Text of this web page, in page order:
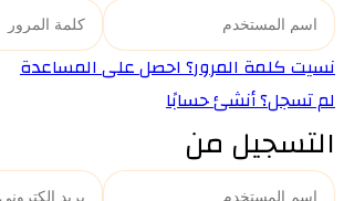
نسيت كلمة المرور؟ احصل على المساعدة
لم تسجل؟ أنشئ حسابًا
التسجيل من